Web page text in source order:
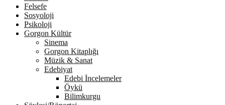
Felsefe
Sosyoloji
Psikoloji
Gorgon Kültür
Sinema
Gorgon Kitaplığı
Müzik & Sanat
Edebiyat
Edebi İncelemeler
Öykü
Bilimkurgu